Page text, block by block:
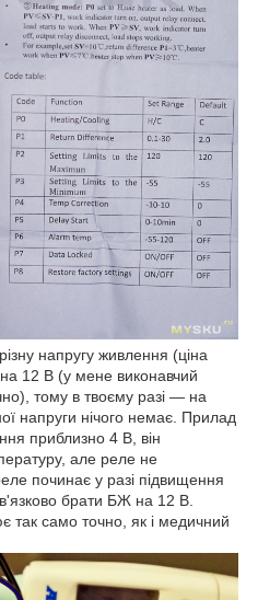
напругу живлення (ціна
на 12 В (у мене виконавчий
тому в твоєму разі — на
напруги нічого немає. Прилад
приблизно 4 В, він
але реле не
починає у разі підвищення
брати БЖ на 12 В.
так само точно, як і медичний